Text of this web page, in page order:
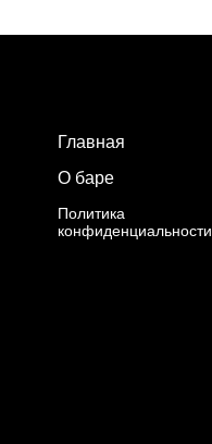
Главная
О баре
Политика
конфиденциальности